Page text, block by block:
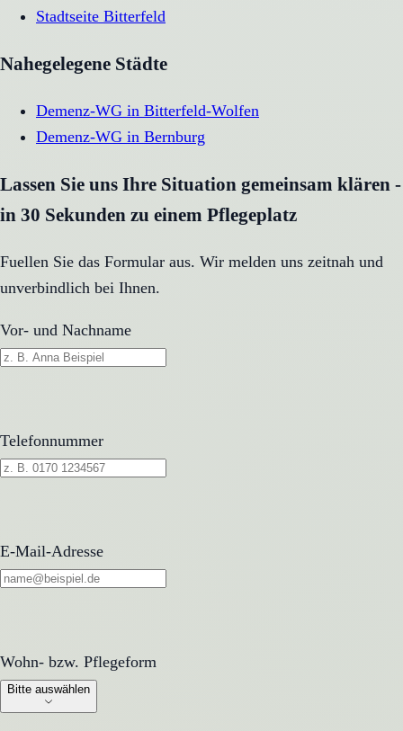
Stadtseite Bitterfeld
Nahegelegene Städte
Demenz-WG in Bitterfeld-Wolfen
Demenz-WG in Bernburg
Lassen Sie uns Ihre Situation gemeinsam klären -
in 30 Sekunden zu einem Pflegeplatz
Fuellen Sie das Formular aus. Wir melden uns zeitnah und
unverbindlich bei Ihnen.
Vor- und Nachname
Telefonnummer
E-Mail-Adresse
Wohn- bzw. Pflegeform
Wohn- bzw. Pflegeform
Bitte auswählen